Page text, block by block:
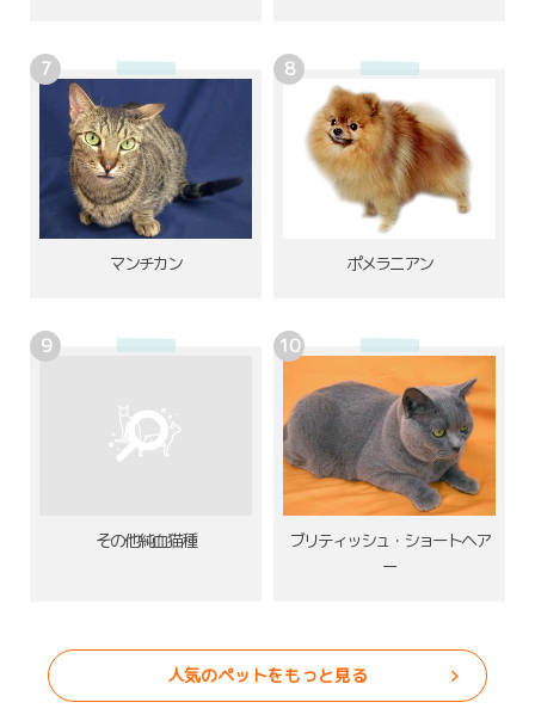
マンチカン ポメラニアン
その他純血猫種
ブリティッシュ・ショートヘア
ー
人気のペットをもっと見る